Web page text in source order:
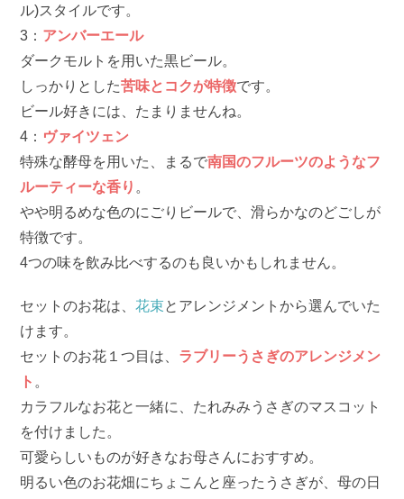
ル)スタイルです。
3： アンバーエール
ダークモルトを用いた黒ビール。
しっかりとした苦味とコクが特徴です。
ビール好きには、たまりませんね。
4： ヴァイツェン
特殊な酵母を用いた、まるで南国のフルーツのようなフ
ルーティーな香り 。
やや明るめな色のにごりビールで、滑らかなのどごしが
特徴です。
4つの味を飲み比べするのも良いかもしれません。
セットのお花は、花束とアレンジメントから選んでいた
けます。
セットのお花１つ目は、 ラブリーうさぎのアレンジメン
ト 。
カラフルなお花と一緒に、たれみみうさぎのマスコット
を付けました。
可愛らしいものが好きなお母さんにおすすめ。
明るい色のお花畑にちょこんと座ったうさぎが、母の日